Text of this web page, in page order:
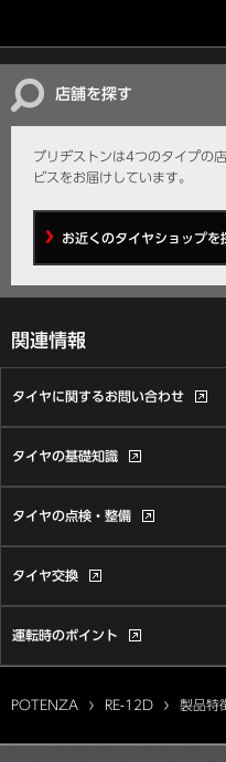
店舗を探す
ブリヂストンは4つのタイプの
ビスをお届けしています。
お近くのタイヤショップを
関連情報
タイヤに関するお問い合わせ
タイヤの基礎知識
タイヤの点検・整備
タイヤ交換
運転時のポイント
POTENZA RE-12D 製品特